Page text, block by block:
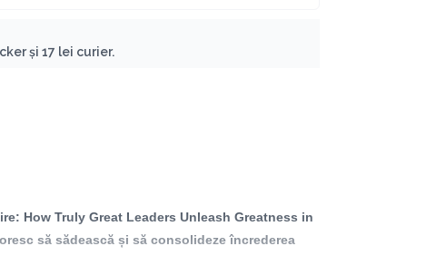
și 17 lei curier.
How Truly Great Leaders Unleash Greatness in
să sădească și să consolideze încrederea